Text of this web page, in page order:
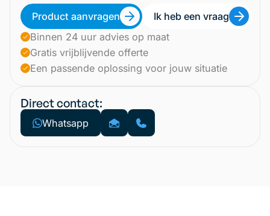
Product aanvragen
Ik heb een vraag
Binnen 24 uur advies op maat
Gratis vrijblijvende offerte
Een passende oplossing voor jouw situatie
Direct contact:
Whatsapp